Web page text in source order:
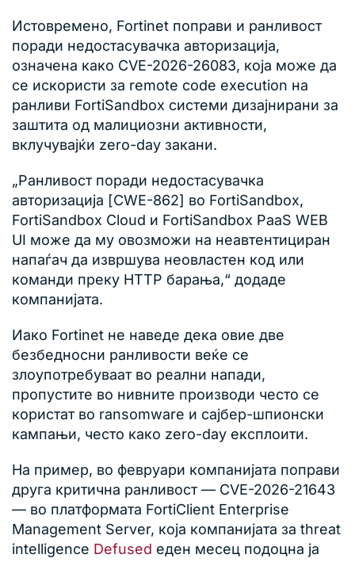
Истовремено, Fortinet поправи и ранливост
поради недостасувачка авторизација,
означена како CVE-2026-26083, која може да
се искористи за remote code execution на
ранливи FortiSandbox системи дизајнирани за
заштита од малициозни активности,
вклучувајќи zero-day закани.
„Ранливост поради недостасувачка
авторизација [CWE-862] во FortiSandbox,
FortiSandbox Cloud и FortiSandbox PaaS WEB
UI може да му овозможи на неавтентициран
напаѓач да извршува неовластен код или
команди преку HTTP барања,“ додаде
компанијата.
Иако Fortinet не наведе дека овие две
безбедносни ранливости веќе се
злоупотребуваат во реални напади,
пропустите во нивните производи често се
користат во ransomware и сајбер-шпионски
кампањи, често како zero-day експлоити.
На пример, во февруари компанијата поправи
друга критична ранливост — CVE-2026-21643
— во платформата FortiClient Enterprise
Management Server, која компанијата за threat
intelligence Defused еден месец подоцна ја